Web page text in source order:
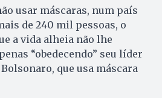
usar máscaras, num país
de 240 mil pessoas, o
a vida alheia não lhe
“obedecendo” seu líder
que usa máscara